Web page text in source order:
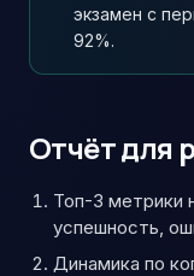
экзамен с
92%.
Отчёт для
Топ-3 метрики
успешность,
Динамика по